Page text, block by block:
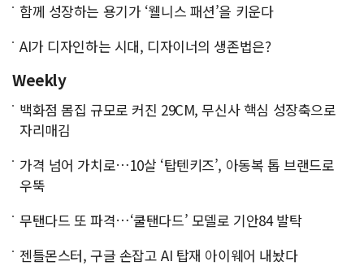
함께 성장하는 용기가 ‘웰니스 패션’을 키운다
AI가 디자인하는 시대, 디자이너의 생존법은?
Weekly
백화점 몸집 규모로 커진 29CM, 무신사 핵심 성장축으로
자리매김
가격 넘어 가치로…10살 ‘탑텐키즈’, 아동복 톱 브랜드로
우뚝
무탠다드 또 파격…‘쿨탠다드’ 모델로 기안84 발탁
젠틀몬스터, 구글 손잡고 AI 탑재 아이웨어 내놨다